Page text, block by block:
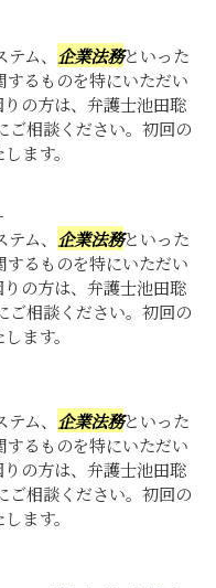
ム、 企業法務といった
るものを特にいただい
の方は、弁護士池田聡
ご相談ください。初回の
ます。
ム、 企業法務といった
るものを特にいただい
の方は、弁護士池田聡
ご相談ください。初回の
ます。
ム、 企業法務といった
るものを特にいただい
の方は、弁護士池田聡
ご相談ください。初回の
ます。